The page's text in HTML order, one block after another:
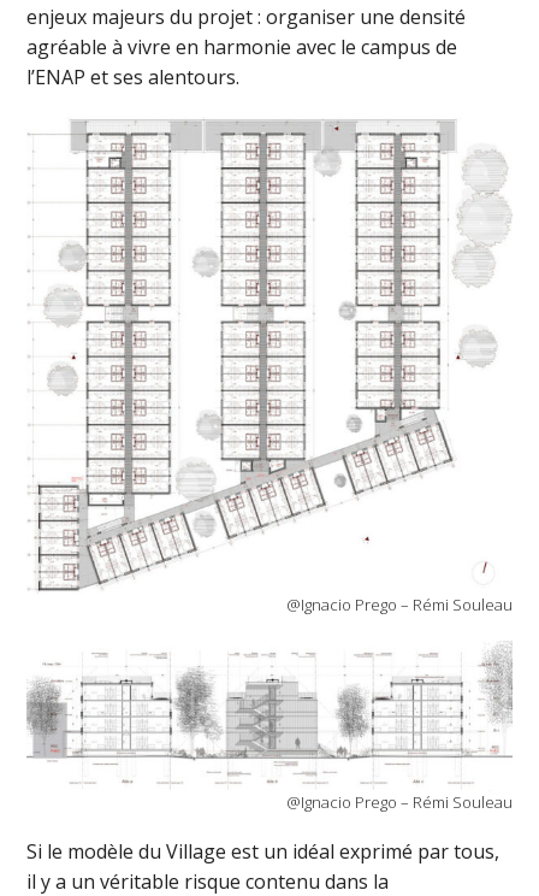
enjeux majeurs du projet : organiser une densité
agréable à vivre en harmonie avec le campus de
l’ENAP et ses alentours.
@Ignacio Prego – Rémi Souleau
@Ignacio Prego – Rémi Souleau
Si le modèle du Village est un idéal exprimé par tous,
il y a un véritable risque contenu dans la